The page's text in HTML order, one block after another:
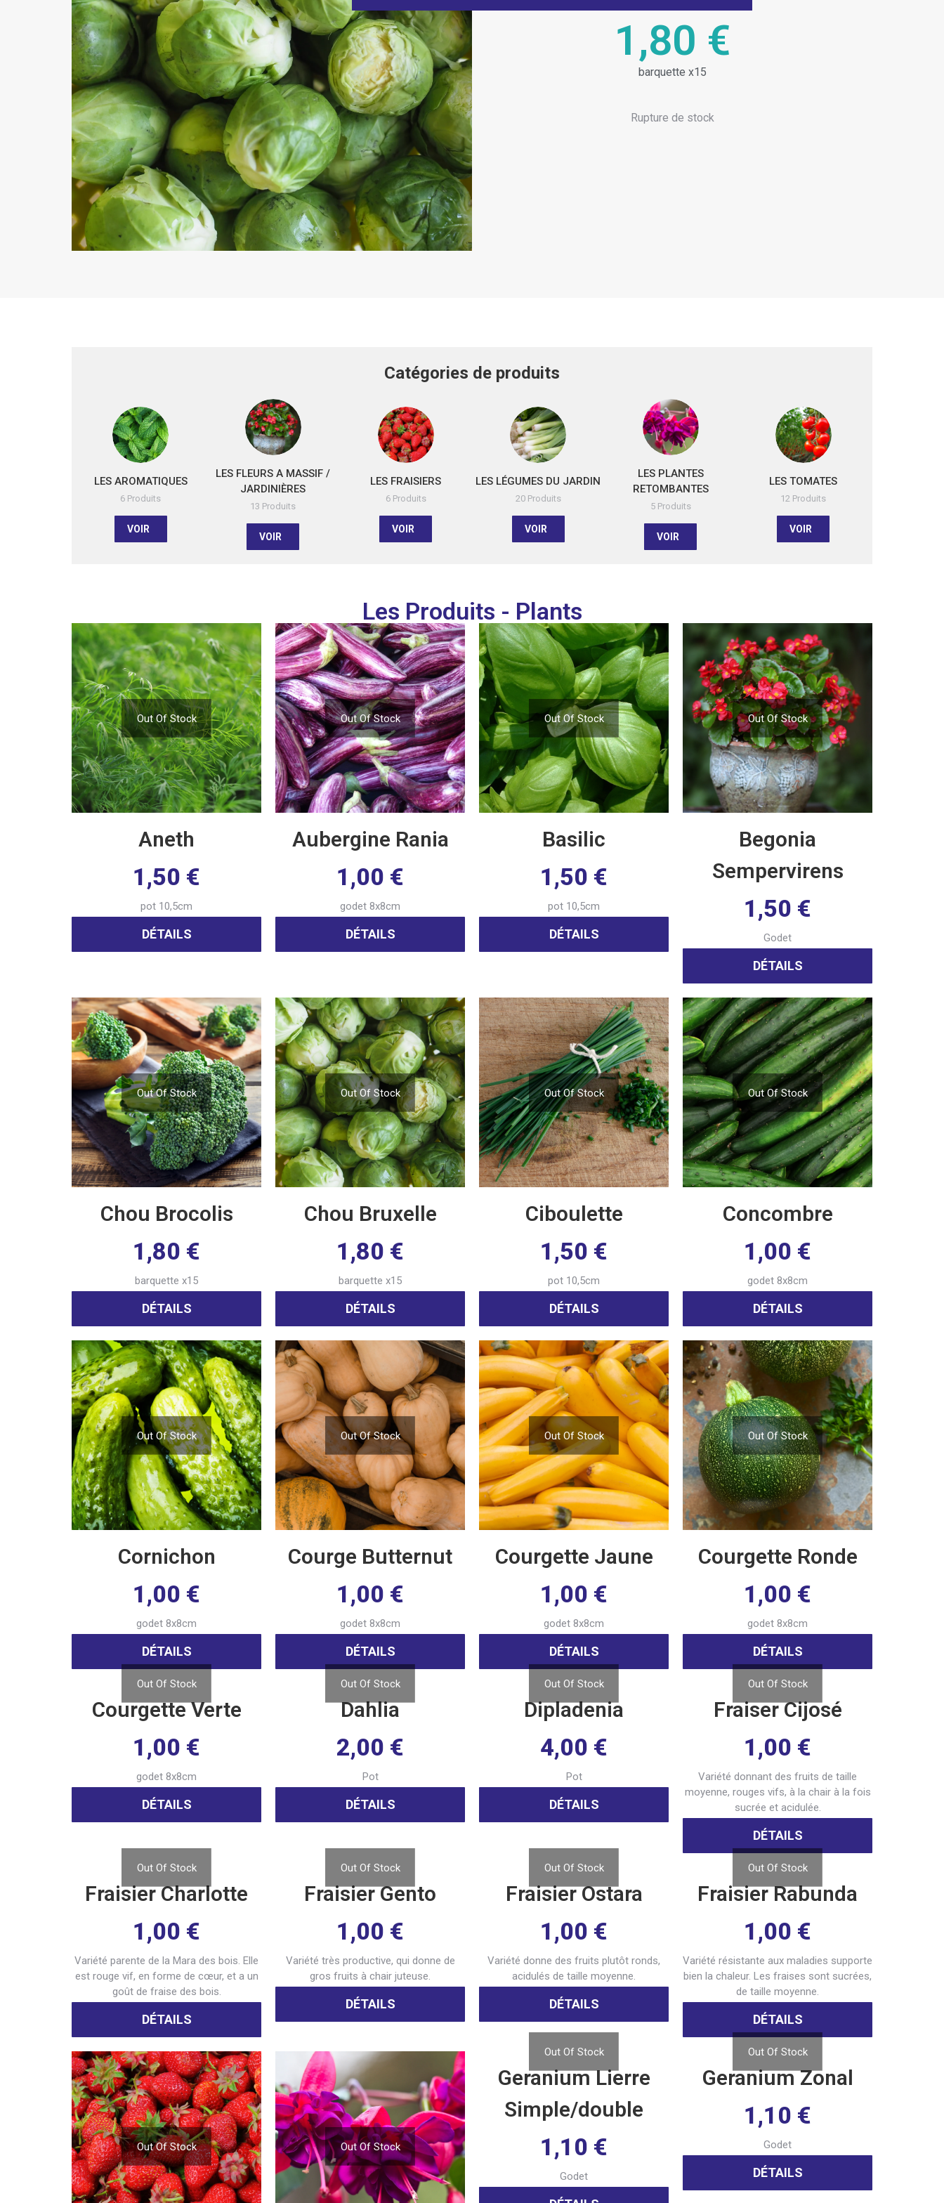
1,80 €
barquette x15
Rupture de stock
Catégories de produits
LES AROMATIQUES
6 Produits
VOIR
LES FLEURS A MASSIF /
JARDINIÈRES
13 Produits
VOIR
LES FRAISIERS
6 Produits
VOIR
LES LÉGUMES DU JARDIN
20 Produits
VOIR
LES PLANTES
RETOMBANTES
5 Produits
VOIR
LES TOMATES
12 Produits
VOIR
Les Produits - Plants
Out Of Stock
Aneth
1,50 €
pot 10,5cm
DÉTAILS
Out Of Stock
Aubergine Rania
1,00 €
godet 8x8cm
DÉTAILS
Out Of Stock
Basilic
1,50 €
pot 10,5cm
DÉTAILS
Out Of Stock
Begonia
Sempervirens
1,50 €
Godet
DÉTAILS
Out Of Stock
Chou Brocolis
1,80 €
barquette x15
DÉTAILS
Out Of Stock
Chou Bruxelle
1,80 €
barquette x15
DÉTAILS
Out Of Stock
Ciboulette
1,50 €
pot 10,5cm
DÉTAILS
Out Of Stock
Concombre
1,00 €
godet 8x8cm
DÉTAILS
Out Of Stock
Cornichon
1,00 €
godet 8x8cm
DÉTAILS
Out Of Stock
Courge Butternut
1,00 €
godet 8x8cm
DÉTAILS
Out Of Stock
Courgette Jaune
1,00 €
godet 8x8cm
DÉTAILS
Out Of Stock
Courgette Ronde
1,00 €
godet 8x8cm
DÉTAILS
Out Of Stock
Courgette Verte
1,00 €
godet 8x8cm
DÉTAILS
Out Of Stock
Dahlia
2,00 €
Pot
DÉTAILS
Out Of Stock
Dipladenia
4,00 €
Pot
DÉTAILS
Out Of Stock
Fraiser Cijosé
1,00 €
Variété donnant des fruits de taille
moyenne, rouges vifs, à la chair à la fois
sucrée et acidulée.
DÉTAILS
Out Of Stock
Fraisier Charlotte
1,00 €
Variété parente de la Mara des bois. Elle
est rouge vif, en forme de cœur, et a un
goût de fraise des bois.
DÉTAILS
Out Of Stock
Fraisier Gento
1,00 €
Variété très productive, qui donne de
gros fruits à chair juteuse.
DÉTAILS
Out Of Stock
Fraisier Ostara
1,00 €
Variété donne des fruits plutôt ronds,
acidulés de taille moyenne.
DÉTAILS
Out Of Stock
Fraisier Rabunda
1,00 €
Variété résistante aux maladies supporte
bien la chaleur. Les fraises sont sucrées,
de taille moyenne.
DÉTAILS
Out Of Stock Out Of Stock
Out Of Stock
Geranium Lierre
Simple/double
1,10 €
Godet
Out Of Stock
Geranium Zonal
1,10 €
Godet
DÉTAILS